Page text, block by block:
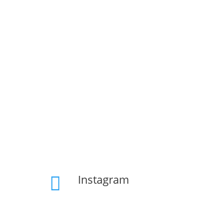
 Instagram